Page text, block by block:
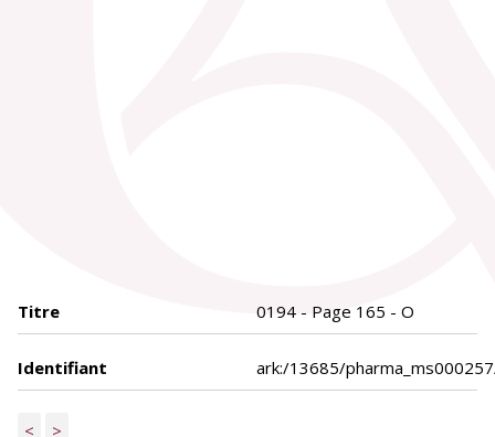
Titre 0194 - Page 165 - O
Identifiant ark:/13685/
< >